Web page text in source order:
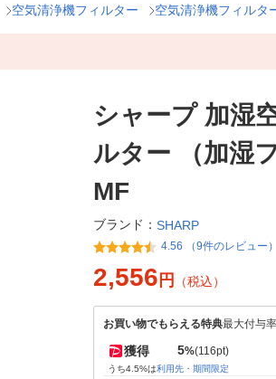
空気清浄機フィルター 空気清浄機フィルタ
シャープ 加湿
ルター （加湿
MF
ブランド： SHARP
4.56 （9件のレビュー）
2,556 円 （税込）
お買い物でもらえる特典最大付与
獲得 5%(116pt)
うち4.5%は利用先・期間限定